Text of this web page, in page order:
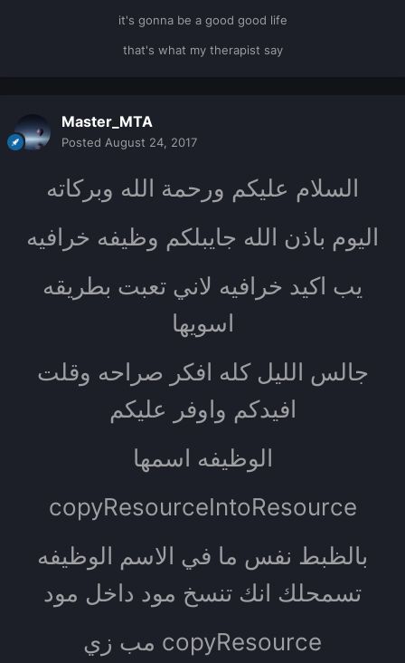
it's gonna be a good good life
that's what my therapist say
Master_MTA
Posted August 24, 2017
السلام عليكم ورحمة الله وبركاته
اليوم باذن الله جايبلكم وظيفه خرافيه
يب اكيد خرافيه لاني تعبت بطريقه
اسويها
جالس الليل كله افكر صراحه وقلت
افيدكم واوفر عليكم
الوظيفه اسمها
copyResourceIntoResource
بالظبط نفس ما في الاسم الوظيفه
تسمحلك انك تنسخ مود داخل مود
مب زي copyResource